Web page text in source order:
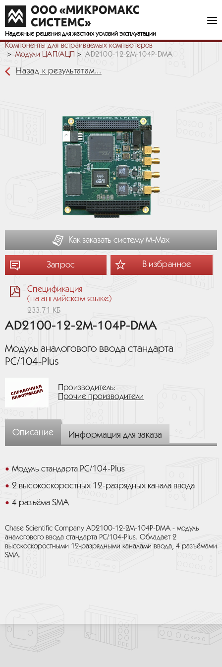
Надежные решения для жестких условий эксплуатации
Компоненты для встраиваемых компьютеров
Модули ЦАП/АЦП
AD2100-12-2M-104P-DMA
Назад к результатам...
Как заказать систему М-Мах
Запрос В избранное
Спецификация
(на английском языке)
233.71 КБ
AD2100-12-2M-104P-DMA
Модуль аналогового ввода стандарта
PC/104‑Plus
Производитель:
Прочие производители
Описание Информация для заказа
Модуль стандарта PC/104-Plus
2 высокоскоростных 12-разрядных канала ввода
4 разъёма SMA
Chase Scientific Company AD2100-12-2M-104P-DMA - модуль
аналогового ввода стандарта PC/104-Plus. Обладает 2
высокоскоростными 12-разрядными каналами ввода, 4 разъёмами
SMA.